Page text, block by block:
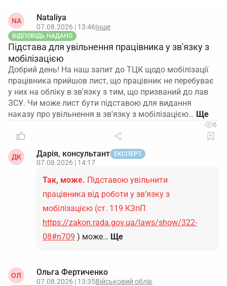
NA Nataliya
07.08.2026 | 13:46Інше
ВІДПОВІДЬ НАДАНО
Підстава для увільнення працівника у зв'язку з
мобілізацією
Добрий день! На наш запит до ТЦК щодо мобілізації
працівника прийшов лист, що працівник не перебуває
у них на обліку в зв'язку з тим, що призваний до лав
ЗСУ. Чи може лист бути підставою для видання
наказу про увільнення в зв'язку з мобілізацією…
6
ДК Дарія, консультант ЕКСПЕРТ
07.08.2026 | 14:17
Так, може. Підставою увільнити
працівника від роботи у зв’язку з
мобілізацією (ст. 119 КЗпП
https://zakon.rada.gov.ua/laws/show/322-
08#n709 ) може… Ще
ОЛ Ольга Фертиченко
07.08.2026 | 13:35Військовий облік